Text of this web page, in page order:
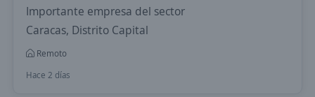
Importante empresa del sector
Caracas, Distrito Capital
Remoto
Hace 2 días